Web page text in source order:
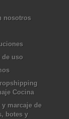
nosotros
de uso
Cocina
y marcaje de
botes y